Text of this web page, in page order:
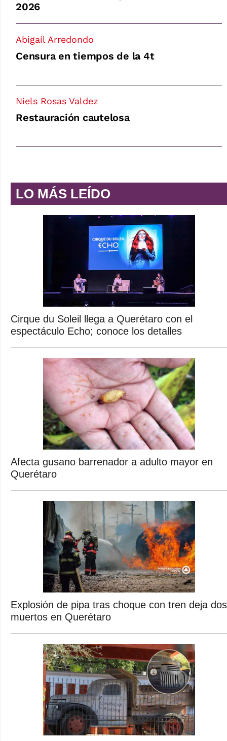
2026
Abigaíl Arredondo
Censura en tiempos de la 4t
Niels Rosas Valdez
Restauración cautelosa
LO MÁS LEÍDO
Cirque du Soleil llega a Querétaro con el
espectáculo Echo; conoce los detalles
Afecta gusano barrenador a adulto mayor en
Querétaro
Explosión de pipa tras choque con tren deja dos
muertos en Querétaro